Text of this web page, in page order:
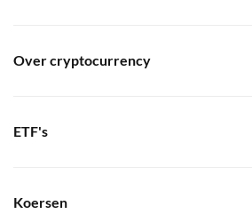
Over cryptocurrency
ETF's
Koersen